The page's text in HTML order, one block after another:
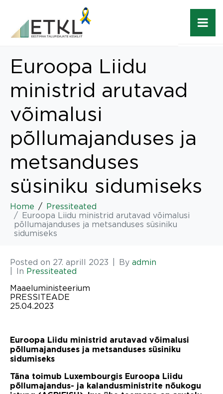
Euroopa Liidu
ministrid arutavad
võimalusi
põllumajanduses ja
metsanduses
süsiniku sidumiseks
Home
Pressiteated
Euroopa Liidu ministrid arutavad võimalusi
põllumajanduses ja metsanduses süsiniku
sidumiseks
Posted on 27. aprill 2023 By admin
In Pressiteated
Maaeluministeerium
PRESSITEADE
25.04.2023
Euroopa Liidu ministrid arutavad võimalusi
põllumajanduses ja metsanduses süsiniku
sidumiseks
Täna toimub Luxembourgis Euroopa Liidu
põllumajandus- ja kalandusministrite nõukogu